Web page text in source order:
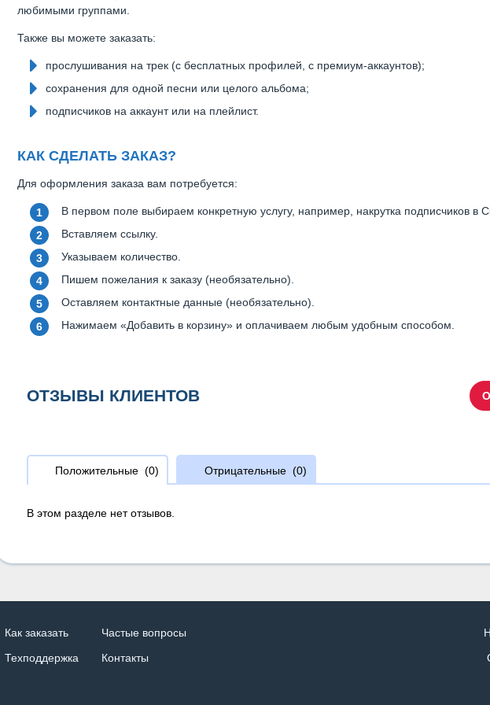
любимыми группами.
Также вы можете заказать:
прослушивания на трек (с бесплатных профилей, с премиум-аккаунтов);
сохранения для одной песни или целого альбома;
подписчиков на аккаунт или на плейлист.
КАК СДЕЛАТЬ ЗАКАЗ?
Для оформления заказа вам потребуется:
В первом поле выбираем конкретную услугу, например, накрутка подписчиков в
Вставляем ссылку.
Указываем количество.
Пишем пожелания к заказу (необязательно).
Оставляем контактные данные (необязательно).
Нажимаем «Добавить в корзину» и оплачиваем любым удобным способом.
ОТЗЫВЫ КЛИЕНТОВ
Положительные (0) Отрицательные (0)
В этом разделе нет отзывов.
Как заказать
Частые вопросы
Техподдержка
Контакты